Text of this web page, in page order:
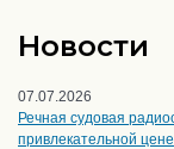
Новости
07.07.2026
Речная судовая
привлекательной цене